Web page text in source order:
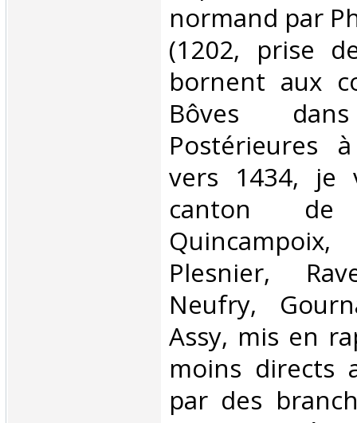
normand par
(1202, prise
bornent aux
Bôves
Postérieures
vers 1434, je
canton de
Plesnier,
Neufry,
Assy, mis en
moins directs
par des